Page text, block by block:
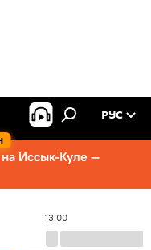
РУС
Иссык-Куле —
13:00